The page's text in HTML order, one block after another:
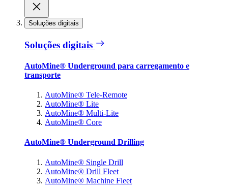
Soluções digitais
Soluções digitais
AutoMine® Underground para carregamento e
transporte
AutoMine® Tele-Remote
AutoMine® Lite
AutoMine® Multi-Lite
AutoMine® Core
AutoMine® Underground Drilling
AutoMine® Single Drill
AutoMine® Drill Fleet
AutoMine® Machine Fleet